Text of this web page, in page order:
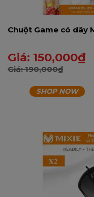
Chuột Game có dây
Giá: 150,000₫
Giá:190,000₫
SHOP NOW